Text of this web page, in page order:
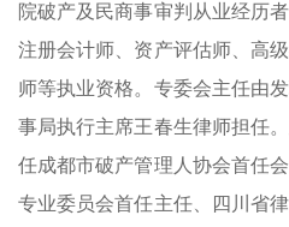
院破产及民商事审判从业经历
注册会计师、资产评估师、高
师等执业资格。专委会主任由
事局执行主席王春生律师担任
任成都市破产管理人协会首任
专业委员会首任主任、四川省